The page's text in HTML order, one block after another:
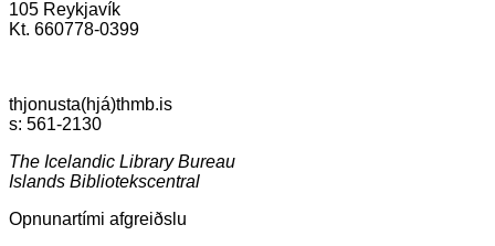
105 Reykjavík
Kt. 660778-0399
thjonusta(hjá)thmb.is
s: 561-2130
The Icelandic Library Bureau
Islands Bibliotekscentral
Opnunartími afgreiðslu